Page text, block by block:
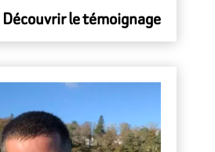
Découvrir le témoignage